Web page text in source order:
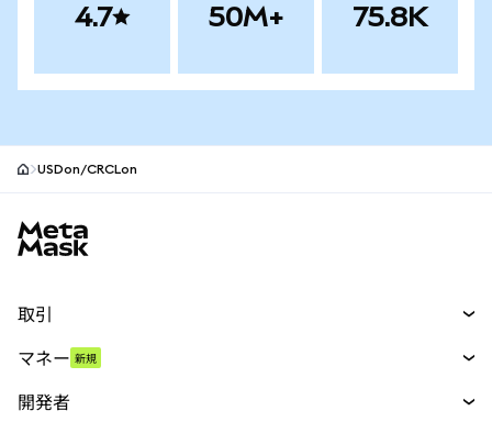
4.7 50M+ 75.8K
USDon/CRCLon
取引
パーペチュアル
マネー 新規
開発者